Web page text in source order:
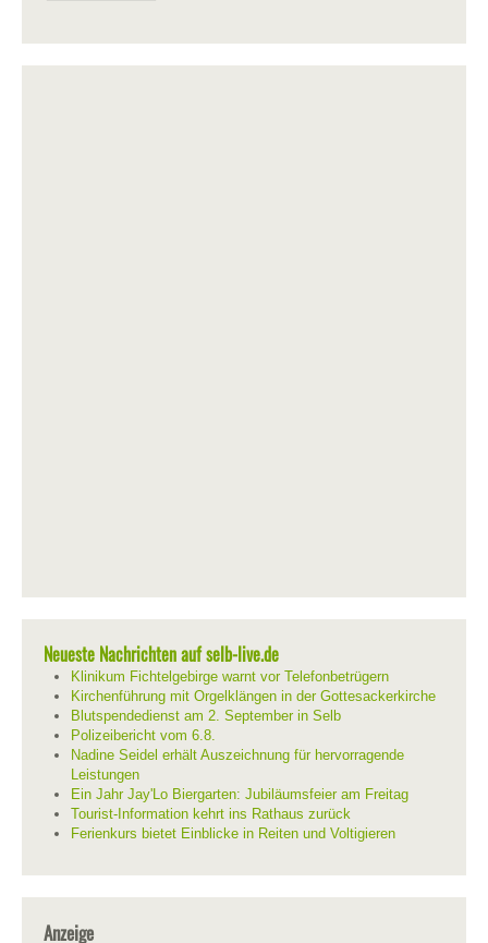
Neueste Nachrichten auf selb-live.de
Klinikum Fichtelgebirge warnt vor Telefonbetrügern
Kirchenführung mit Orgelklängen in der Gottesackerkirche
Blutspendedienst am 2. September in Selb
Polizeibericht vom 6.8.
Nadine Seidel erhält Auszeichnung für hervorragende
Leistungen
Ein Jahr Jay'Lo Biergarten: Jubiläumsfeier am Freitag
Tourist-Information kehrt ins Rathaus zurück
Ferienkurs bietet Einblicke in Reiten und Voltigieren
Anzeige